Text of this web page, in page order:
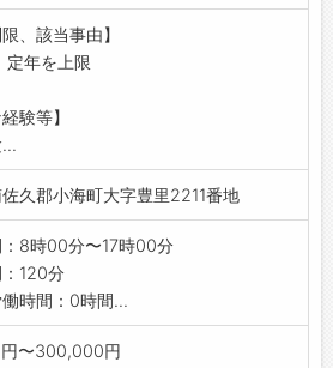
仕事内容
目 先輩の大工さん(35歳～70歳)につ
目 一人で現場をお任せしたり、大き
ムで仕事を進めます。
の範囲:変更なし
限、該当事由】
定年を上限
験等】
久郡小海町大字豊里2211番地
8時00分〜17時00分
120分
時間：0時間...
〜300,000円